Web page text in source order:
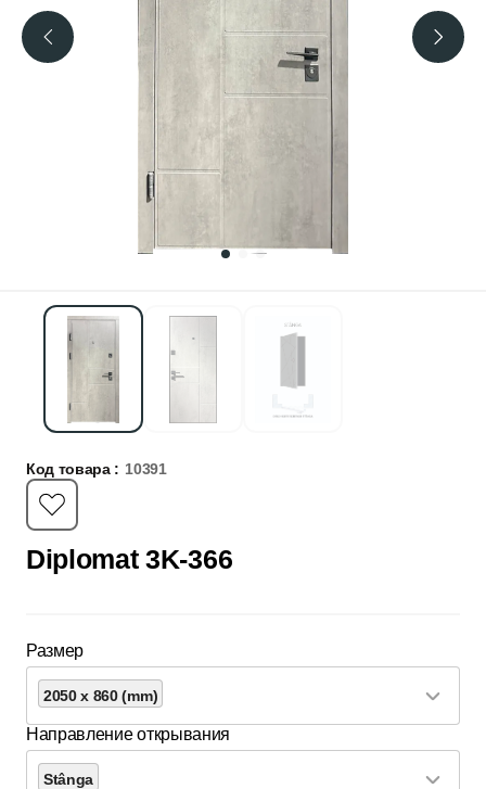
Код товара : 10391
Diplomat 3K-366
Размер
2050 x 860 (mm)
Направление открывания
Stânga